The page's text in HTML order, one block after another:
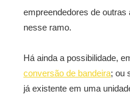
empreendedores de
nesse ramo.
Há ainda a possibilidade,
conversão de bandeira; ou
já existente em uma